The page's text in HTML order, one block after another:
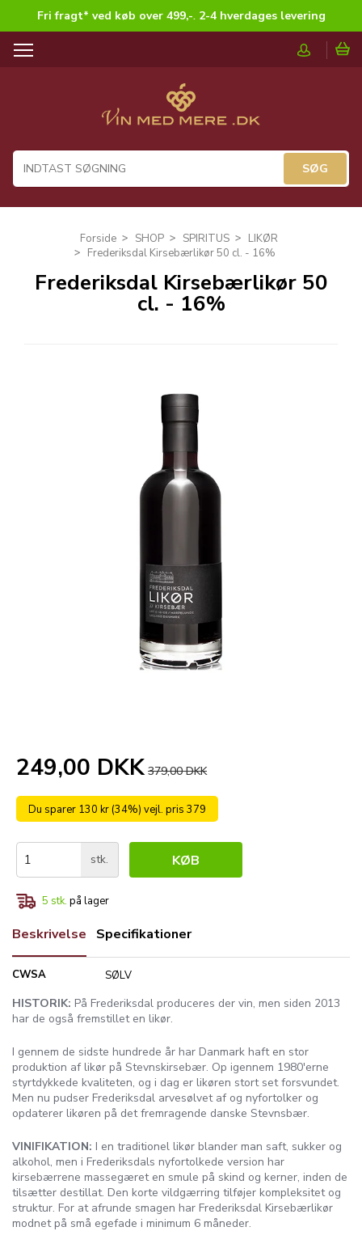
Fri fragt* ved køb over 499,-. 2-4 hverdages levering
T
a
i
Forside SHOP SPIRITUS
LIKØR
Frederiksdal Kirsebærlikør 50 cl. - 16%
Frederiksdal Kirsebærlikør 50
cl. - 16%
249,00 DKK 379,00 DKK
Du sparer 130 kr (34%) vejl. pris 379
stk. KØB
5 stk. på lager
Beskrivelse Specifikationer
CWSA SØLV
HISTORIK: På Frederiksdal produceres der vin, men siden 2013
har de også fremstillet en likør.
I gennem de sidste hundrede år har Danmark haft en stor
produktion af likør på Stevnskirsebær. Op igennem 1980'erne
styrtdykkede kvaliteten, og i dag er likøren stort set forsvundet.
Men nu pudser Frederiksdal arvesølvet af og nyfortolker og
opdaterer likøren på det fremragende danske Stevnsbær.
VINIFIKATION: I en traditionel likør blander man saft, sukker og
alkohol, men i Frederiksdals nyfortolkede version har
kirsebærrene massegæret en smule på skind og kerner, inden de
tilsætter destillat. Den korte vildgærring tilføjer kompleksitet og
struktur. For at afrunde smagen har Frederiksdal Kirsebærlikør
modnet på små egefade i minimum 6 måneder.